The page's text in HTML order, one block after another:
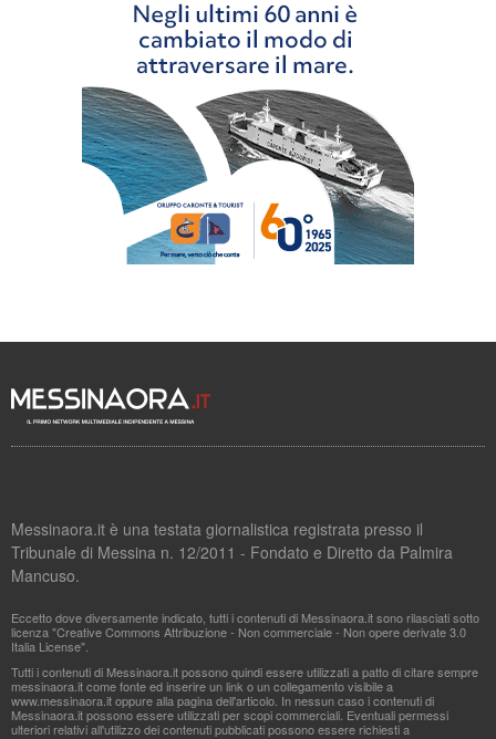
Messinaora.it è una testata giornalistica registrata presso il
Tribunale di Messina n. 12/2011 - Fondato e Diretto da Palmira
Mancuso.
Eccetto dove diversamente indicato, tutti i contenuti di Messinaora.it sono rilasciati sotto
licenza "Creative Commons Attribuzione - Non commerciale - Non opere derivate 3.0
Italia License".
Tutti i contenuti di Messinaora.it possono quindi essere utilizzati a patto di citare sempre
messinaora.it come fonte ed inserire un link o un collegamento visibile a
www.messinaora.it oppure alla pagina dell'articolo. In nessun caso i contenuti di
Messinaora.it possono essere utilizzati per scopi commerciali. Eventuali permessi
ulteriori relativi all'utilizzo dei contenuti pubblicati possono essere richiesti a